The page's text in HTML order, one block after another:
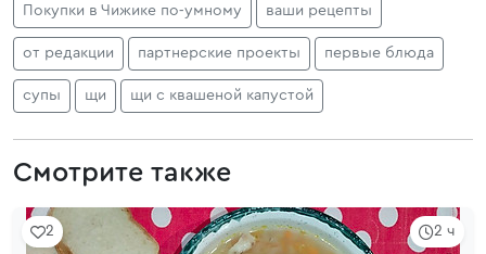
Покупки в Чижике по‑умному ваши рецепты
от редакции партнерские проекты первые блюда
супы щи щи с квашеной капустой
Смотрите также
2 ч
2